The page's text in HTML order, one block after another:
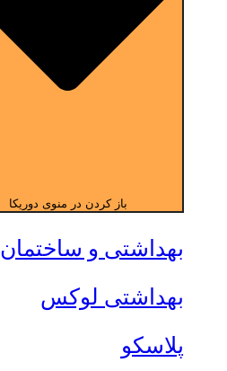
باز کردن در منوی دوریکا
بهداشتی و ساختمان
بهداشتی لوکس
پلاسکو